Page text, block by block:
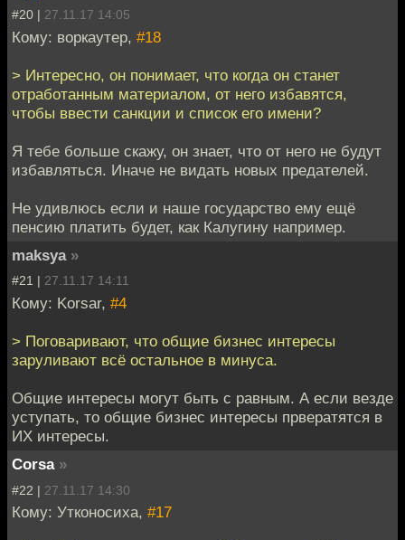
#20 | 27.11.17 14:05
Кому: воркаутер, #18
> Интересно, он понимает, что когда он станет
отработанным материалом, от него избавятся,
чтобы ввести санкции и список его имени?
Я тебе больше скажу, он знает, что от него не будут
избавляться. Иначе не видать новых предателей.
Не удивлюсь если и наше государство ему ещё
пенсию платить будет, как Калугину например.
maksya »
#21 | 27.11.17 14:11
Кому: Korsar, #4
> Поговаривают, что общие бизнес интересы
заруливают всё остальное в минуса.
Общие интересы могут быть с равным. А если везде
уступать, то общие бизнес интересы првератятся в
ИХ интересы.
Corsa »
#22 | 27.11.17 14:30
Кому: Утконосиха, #17